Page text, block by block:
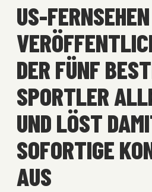
US-FERNSEHEN
DER FÜNF
SPORTLER
UND LÖST
SOFORTIGE
AUS